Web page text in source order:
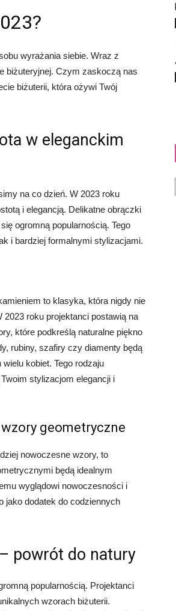
wyrażania siebie. Wraz z
biżuteryjnej. Czym zaskoczą nas
biżuterii, która ożywi Twój
w eleganckim
na co dzień. W 2023 roku
i elegancją. Delikatne obrączki
ogromną popularnością. Tego
i bardziej formalnymi stylizacjami.
to klasyka, która nigdy nie
2023 roku projektanci postawią na
które podkreślą naturalne piękno
rubiny, szafiry czy diamenty będą
kobiet. Tego rodzaju
stylizacjom elegancji i
geometryczne
nowoczesne wzory, to
będą idealnym
wyglądowi nowoczesności i
jako dodatek do codziennych
powrót do natury
popularnością. Projektanci
wzorach biżuterii.